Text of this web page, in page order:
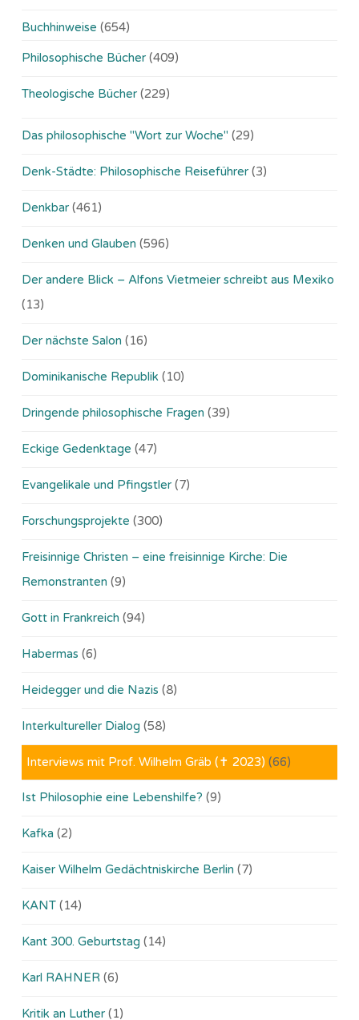
Buchhinweise (654)
Philosophische Bücher (409)
Theologische Bücher (229)
Das philosophische "Wort zur Woche" (29)
Denk-Städte: Philosophische Reiseführer (3)
Denkbar (461)
Denken und Glauben (596)
Der andere Blick – Alfons Vietmeier schreibt aus Mexiko
(13)
Der nächste Salon (16)
Dominikanische Republik (10)
Dringende philosophische Fragen (39)
Eckige Gedenktage (47)
Evangelikale und Pfingstler (7)
Forschungsprojekte (300)
Freisinnige Christen – eine freisinnige Kirche: Die
Remonstranten (9)
Gott in Frankreich (94)
Habermas (6)
Heidegger und die Nazis (8)
Interkultureller Dialog (58)
Interviews mit Prof. Wilhelm Gräb (✝ 2023) (66)
Ist Philosophie eine Lebenshilfe? (9)
Kafka (2)
Kaiser Wilhelm Gedächtniskirche Berlin (7)
KANT (14)
Kant 300. Geburtstag (14)
Karl RAHNER (6)
Kritik an Luther (1)